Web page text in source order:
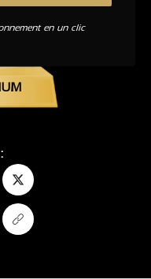
en un clic